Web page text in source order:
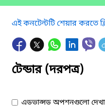
এই কনটেন্টটি শেয়ার করতে
টেন্ডার (দরপত্র)
এডভান্সড অপশনগুলো